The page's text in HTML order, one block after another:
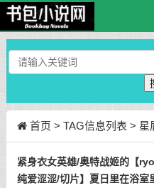
首页 > TAG信息列表 > 星
紧身衣女英雄/奥特战姬的【
纯爱涩涩/切片】夏日里在浴室